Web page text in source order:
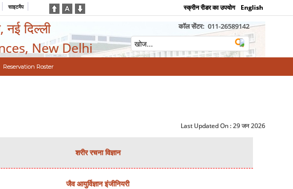
साइटमैप स्क्रीन रीडर का उपयोग English
नई दिल्ली
New Delhi
कॉल सेंटर: 011-26589142
Reservation Roster
Last Updated On :29 जन 2026
शरीर रचना विज्ञान
जैव आयुर्विज्ञान इंजीनियरी